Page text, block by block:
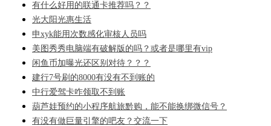
有什么好用的联通卡推荐吗？？
光大阳光惠生活
申xyk能用次数感化审核人员吗
美图秀秀电脑端有破解版的吗？或者是哪里有vip
闲鱼币加曝光还区别对待？？？
建行7号刷的8000有没有不到账的
中行爱驾卡咋领取不到账
葫芦娃预约的小程序航旅黔购，能不能换绑微信号？
有没有做巨量引擎的吧友？交流一下